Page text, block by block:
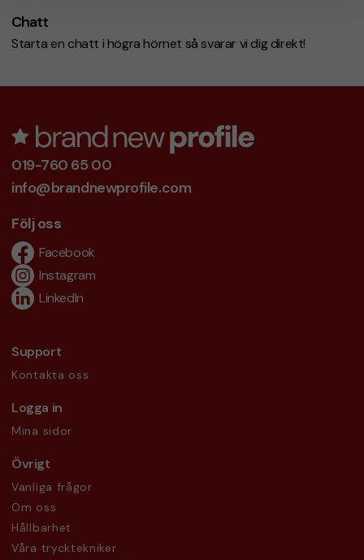
Chatt
Starta en chatt i högra hörnet så svarar vi dig direkt!
019-760 65 00
info@brandnewprofile.com
Följ oss
Facebook
Instagram
LinkedIn
Support
Kontakta oss
Logga in
Mina sidor
Övrigt
Vanliga frågor
Om oss
Hållbarhet
Våra trycktekniker